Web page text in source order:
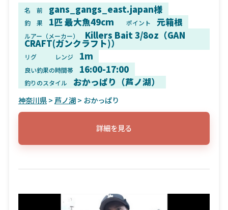
名 前 gans_gangs_east.japan様
釣 果 1匹 最大魚49cm ポイント 元箱根
ルアー（メーカー） Killers Bait 3/8oz（GAN
CRAFT(ガンクラフト)）
リグ レンジ 1m
良い釣果の時間帯 16:00-17:00
釣りのスタイル おかっぱり（芦ノ湖）
神奈川県>芦ノ湖> おかっぱり
詳細を見る